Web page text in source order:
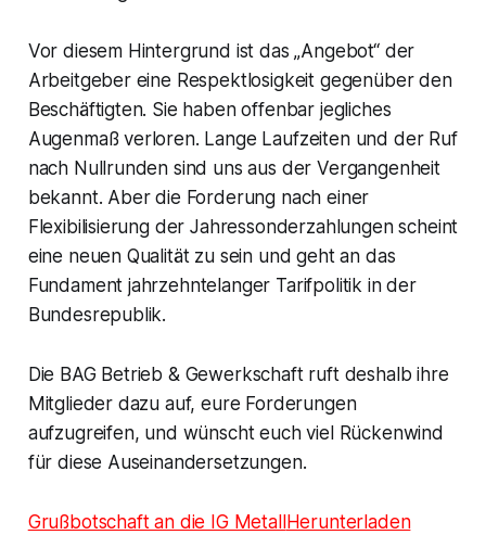
Vor diesem Hintergrund ist das „Angebot“ der
Arbeitgeber eine Respektlosigkeit gegenüber den
Beschäftigten. Sie haben offenbar jegliches
Augenmaß verloren. Lange Laufzeiten und der Ruf
nach Nullrunden sind uns aus der Vergangenheit
bekannt. Aber die Forderung nach einer
Flexibilisierung der Jahressonderzahlungen scheint
eine neuen Qualität zu sein und geht an das
Fundament jahrzehntelanger Tarifpolitik in der
Bundesrepublik.
Die BAG Betrieb & Gewerkschaft ruft deshalb ihre
Mitglieder dazu auf, eure Forderungen
aufzugreifen, und wünscht euch viel Rückenwind
für diese Auseinandersetzungen.
Grußbotschaft an die IG Metall Herunterladen